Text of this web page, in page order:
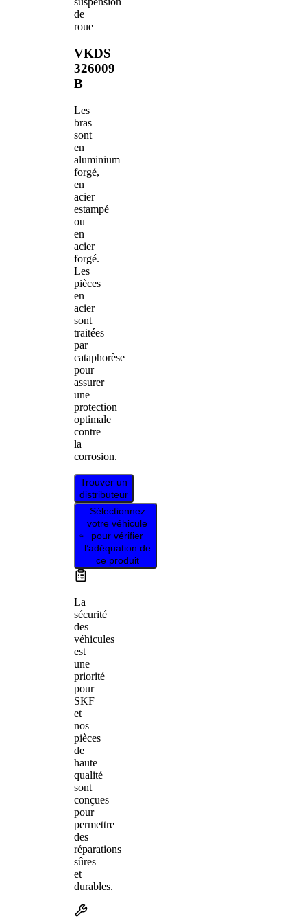
de
roue
VKDS
326009
B
Les
bras
sont
en
aluminium
forgé,
en
acier
estampé
ou
en
acier
forgé.
Les
pièces
en
acier
sont
traitées
par
cataphorèse
pour
assurer
une
protection
optimale
contre
la
corrosion.
Trouver un
distributeur
Sélectionnez
votre véhicule
pour vérifier
l’adéquation de
ce produit
La
sécurité
des
véhicules
est
une
priorité
pour
SKF
et
nos
pièces
de
haute
qualité
sont
conçues
pour
permettre
des
réparations
sûres
et
durables.